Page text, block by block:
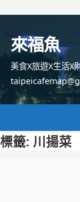
容
來福魚
美食X旅遊X生活X
標籤: 川揚菜